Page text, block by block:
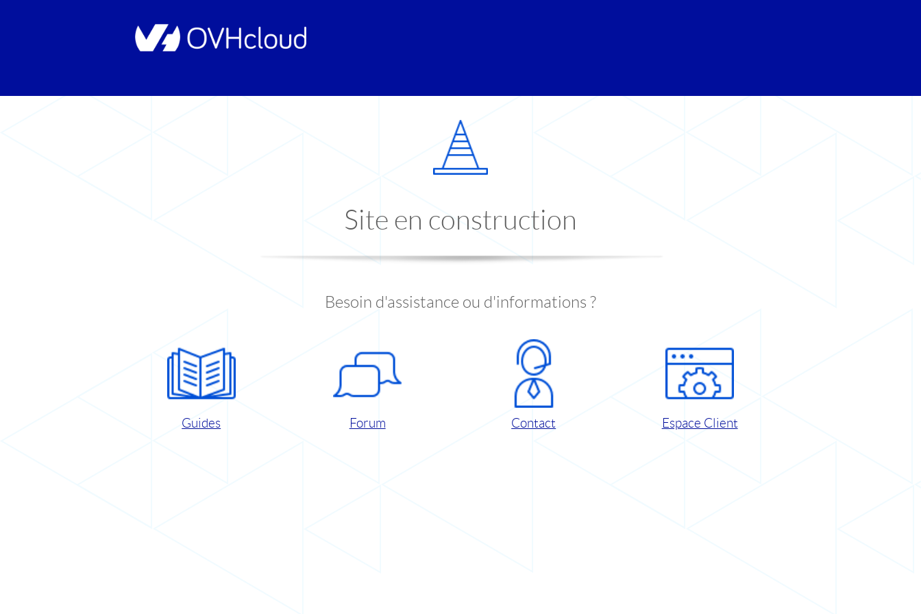
Site en construction
Besoin d'assistance ou d'informations ?
Guides Forum Contact Espace Client